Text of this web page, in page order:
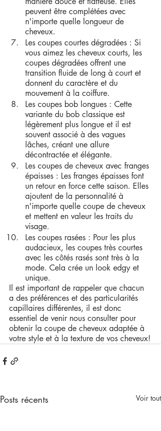
peuvent être complétées avec
n'importe quelle longueur de
cheveux.
Les coupes courtes dégradées : Si
vous aimez les cheveux courts, les
coupes dégradées offrent une
transition fluide de long à court et
donnent du caractère et du
mouvement à la coiffure.
Les coupes bob longues : Cette
variante du bob classique est
légèrement plus longue et il est
souvent associé à des vagues
lâches, créant une allure
décontractée et élégante.
Les coupes de cheveux avec franges
épaisses : Les franges épaisses font
un retour en force cette saison. Elles
ajoutent de la personnalité à
n'importe quelle coupe de cheveux
et mettent en valeur les traits du
visage.
Les coupes rasées : Pour les plus
audacieux, les coupes très courtes
avec les côtés rasés sont très à la
mode. Cela crée un look edgy et
unique.
Il est important de rappeler que chacun
a des préférences et des particularités
capillaires différentes, il est donc
essentiel de venir nous consulter pour
obtenir la coupe de cheveux adaptée à
votre style et à la texture de vos cheveux!
Posts récents Voir tout